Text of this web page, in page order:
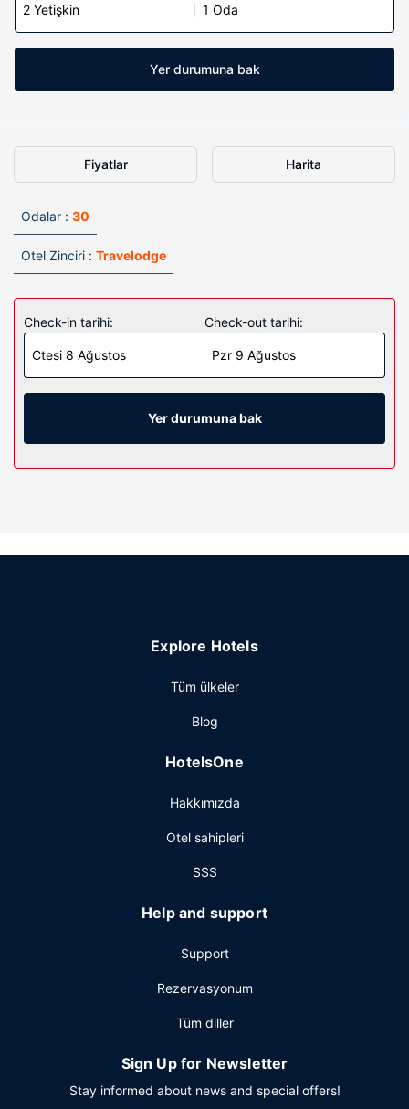
2 Yetişkin 1 Oda
Yer durumuna bak
Fiyatlar Harita
Odalar : 30
Otel Zinciri : Travelodge
Check-in tarihi:
Ctesi 8 Ağustos
Check-out tarihi:
Pzr 9 Ağustos
Yer durumuna bak
Explore Hotels
Tüm ülkeler
Blog
HotelsOne
Hakkımızda
Otel sahipleri
SSS
Help and support
Support
Rezervasyonum
Tüm diller
Sign Up for Newsletter
Stay informed about news and special offers!